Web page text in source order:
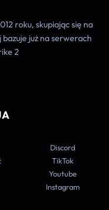
roku, skupiając się na
już na serwerach
2
Discord
TikTok
Youtube
Instagram